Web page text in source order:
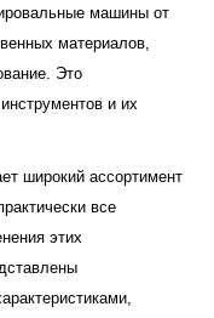
машины от
материалов,
Это
и их
широкий ассортимент
все
этих